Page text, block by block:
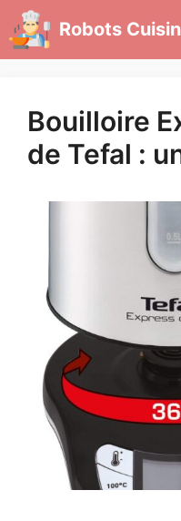
Aller
au
contenu
Robots
Bouilloire
de Tefal :